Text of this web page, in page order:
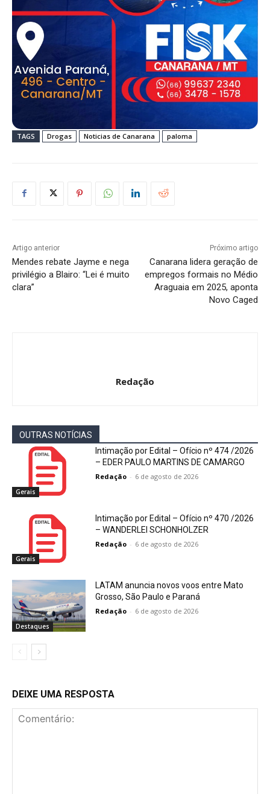
TAGS Drogas Noticias de Canarana paloma
Artigo anterior
Mendes rebate Jayme e nega
privilégio a Blairo: “Lei é muito
clara”
Próximo artigo
Canarana lidera geração de
empregos formais no Médio
Araguaia em 2025, aponta
Novo Caged
Redação
OUTRAS NOTÍCIAS
Gerais
Intimação por Edital – Ofício nº 474 /2026
– EDER PAULO MARTINS DE CAMARGO
Redação - 6 de agosto de 2026
Gerais
Intimação por Edital – Ofício nº 470 /2026
– WANDERLEI SCHONHOLZER
Redação - 6 de agosto de 2026
Destaques
LATAM anuncia novos voos entre Mato
Grosso, São Paulo e Paraná
Redação - 6 de agosto de 2026
DEIXE UMA RESPOSTA